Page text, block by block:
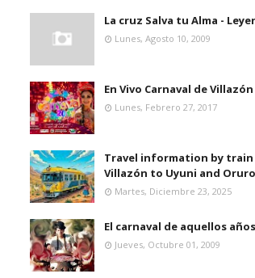
La cruz Salva tu Alma -
Lunes, Agosto 10, 2009
En Vivo Carnaval de Villazón
Lunes, Febrero 27, 2017
Travel information by
Villazón to Uyuni and Oruro
Martes, Diciembre 23, 2025
El carnaval de aquellos años
Jueves, Octubre 01, 2009